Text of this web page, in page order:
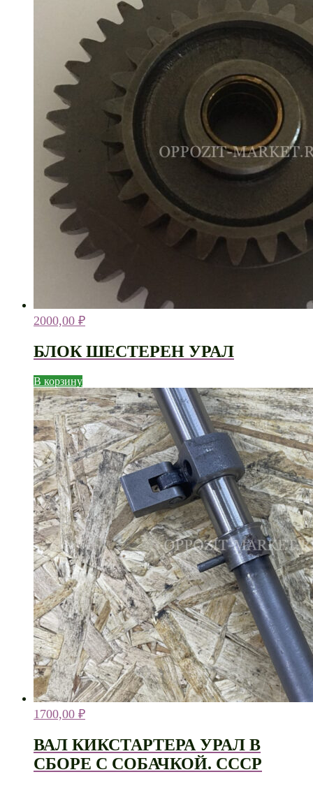
2000,00 ₽
БЛОК ШЕСТЕРЕН УРАЛ
В корзину
1700,00 ₽
ВАЛ КИКСТАРТЕРА УРАЛ В
СБОРЕ С СОБАЧКОЙ. СССР